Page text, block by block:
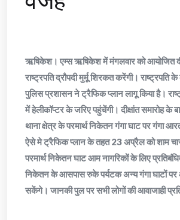
ऋषिकेश। एम्स ऋषिकेश में मंगलवार को आयोजित
राष्ट्रपति द्रौपदी मुर्मू शिरकत करेंगी। राष्ट्रपति
पुलिस प्रशासन ने ट्रैफिक प्लान लागू किया है।
में हेलीकॉप्टर के जरिए पहुंचेंगी। दीक्षांत समारोह के
थाना क्षेत्र के परमार्थ निकेतन गंगा घाट पर गंगा
ऐसे मे ट्रैफिक प्लान के तहत 23 अप्रैल को शाम
परमार्थ निकेतन घाट आम नागरिकों के लिए
निकेतन के आसपास रुके पर्यटक अन्य गंगा घाटों पर
सकेंगे। जानकी पुल पर सभी लोगों की आवाजाही